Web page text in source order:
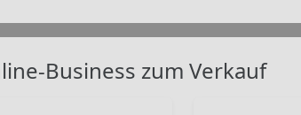
Business zum Verkauf